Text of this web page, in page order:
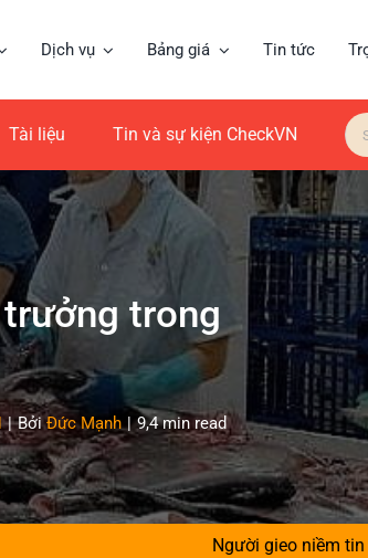
Dịch vụ Bảng giá Tin tức
Tài liệu Tin và sự kiện CheckVN
trong
| BởiĐức Mạnh | 9,4 min read
Người gieo niềm tin cho hàng